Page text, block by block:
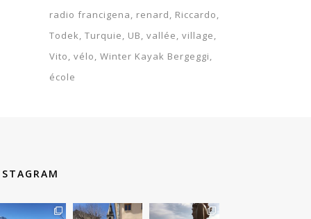
radio francigena
renard
Riccardo
Todek Turquie UB vallée village
Vito vélo Winter Kayak Bergeggi
école
therouteantognelli therouteantognelli therouteantognelli